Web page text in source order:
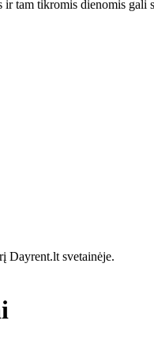
ir tam tikromis dienomis gali
Dayrent.lt svetainėje.